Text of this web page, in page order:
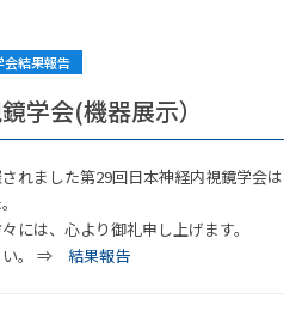
会結果報告
学会(機器展示）
れました第29回日本神経内視鏡学会は
には、心より御礼申し上げます。
い。 ⇒ 結果報告